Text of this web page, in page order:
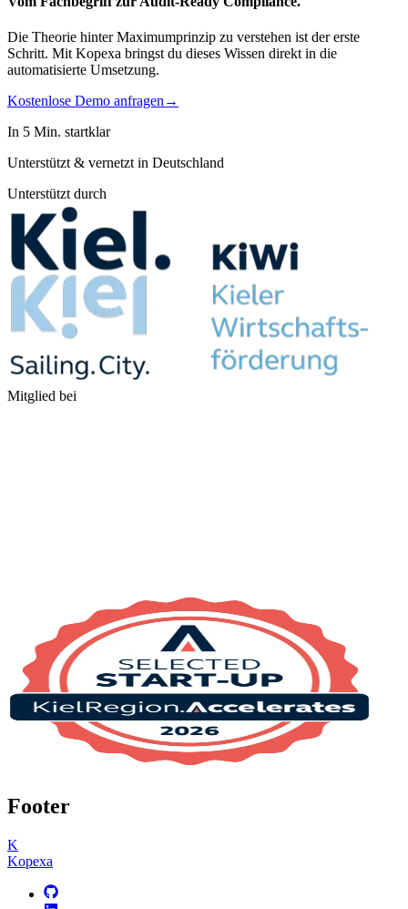
Die Theorie hinter Maximumprinzip zu verstehen ist der erste
Schritt. Mit Kopexa bringst du dieses Wissen direkt in die
automatisierte Umsetzung.
Kostenlose Demo anfragen →
In 5 Min. startklar
Unterstützt & vernetzt in Deutschland
Unterstützt durch
Mitglied bei
Footer
K
Kopexa